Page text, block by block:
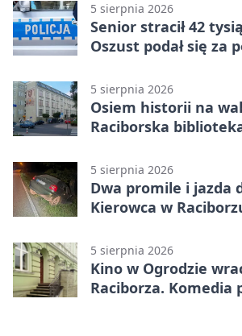
5 sierpnia 2026
Senior stracił 42
Oszust podał się za
5 sierpnia 2026
Osiem historii na
Raciborska
5 sierpnia 2026
Dwa promile i jazda
Kierowca w
5 sierpnia 2026
Kino w Ogrodzie
Raciborza. Komedia